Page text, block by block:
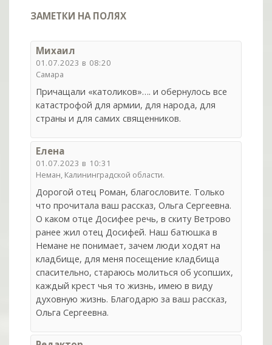
ЗАМЕТКИ НА ПОЛЯХ
Михаил
01.07.2023 в 08:20
Самара
Причащали «католиков»…. и обернулось все
катастрофой для армии, для народа, для
страны и для самих священников.
Елена
01.07.2023 в 10:31
Неман, Калининградской области.
Дорогой отец Роман, благословите. Только
что прочитала ваш рассказ, Ольга Сергеевна.
О каком отце Досифее речь, в скиту Ветрово
ранее жил отец Досифей. Наш батюшка в
Немане не понимает, зачем люди ходят на
кладбище, для меня посещение кладбища
спасительно, стараюсь молиться об усопших,
каждый крест чья то жизнь, имею в виду
духовную жизнь. Благодарю за ваш рассказ,
Ольга Сергеевна.